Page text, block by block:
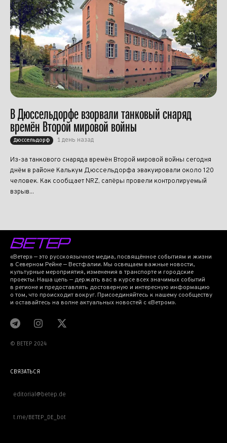
В Дюссельдорфе взорвали танковый снаряд
времён Второй мировой войны
Дюссельдорф 1 день назад
Из-за танкового снаряда времён Второй мировой войны сегодня
днём в районе Калькум Дюссельдорфа эвакуировали около 120
человек. Как сообщает NRZ, сапёры провели контролируемый
взрыв...
«Ветер» — это русскоязычное медиа, посвящённое событиям и жизни
в Северном Рейне — Вестфалии. Мы освещаем важные новости,
культурные мероприятия, изменения в транспорте и городские
проекты. Наша цель — держать вас в курсе всех значимых событий
в регионе и предоставлять достоверную и интересную информацию
о том, что происходит вокруг. Присоединяйтесь к нашему сообществу
и оставайтесь на волне актуальных новостей с «Ветром».
© BETEP 2024
СВЯЗАТЬСЯ
editorial@betep.de
t.me/BETEP_DE_bot